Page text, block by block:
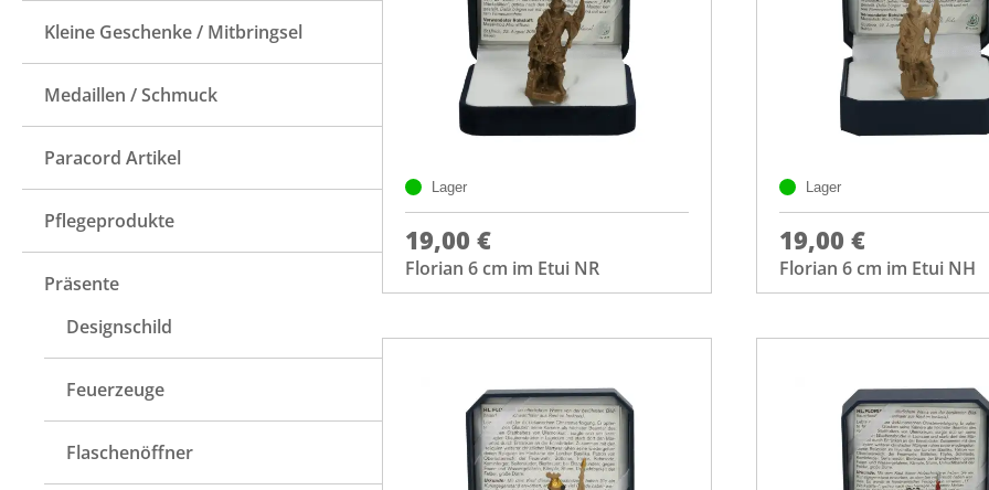
Kleine Geschenke / Mitbringsel
Medaillen / Schmuck
Paracord Artikel
Pflegeprodukte
Präsente
Designschild
Feuerzeuge
Flaschenöffner
Lager
19,00 €
Florian 6 cm im Etui NR
Lager
19,00 €
Florian 6 cm im Etui NH